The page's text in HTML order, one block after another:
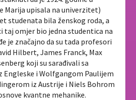
Marija upisala na univerzitet)
studenata bila ženskog roda, a
taj omjer bio jedna studentica na
je značajno da su tada profesori
Hilbert, James Franck, Max
koji su sarađivali sa
Engleske i Wolfgangom Paulijem
iz Austrije i Niels Bohrom
kvantne mehanike.